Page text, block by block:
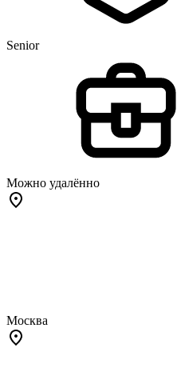
Senior
Можно удалённо
Москва